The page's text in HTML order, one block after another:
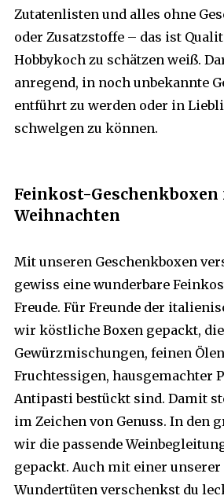
Zutatenlisten und alles ohne
oder Zusatzstoffe – das ist
Hobbykoch zu schätzen weiß.
anregend, in noch unbekannte
entführt zu werden oder in
schwelgen zu können.
Feinkost-Geschenkboxen
Weihnachten
Mit unseren Geschenkboxen
gewiss eine wunderbare
Freude. Für Freunde der
wir köstliche Boxen gepackt,
Gewürzmischungen, feinen
Fruchtessigen, hausgemachter
Antipasti bestückt sind. Damit
im Zeichen von Genuss. In den
wir die passende
gepackt. Auch mit einer
Wundertüten verschenkst du